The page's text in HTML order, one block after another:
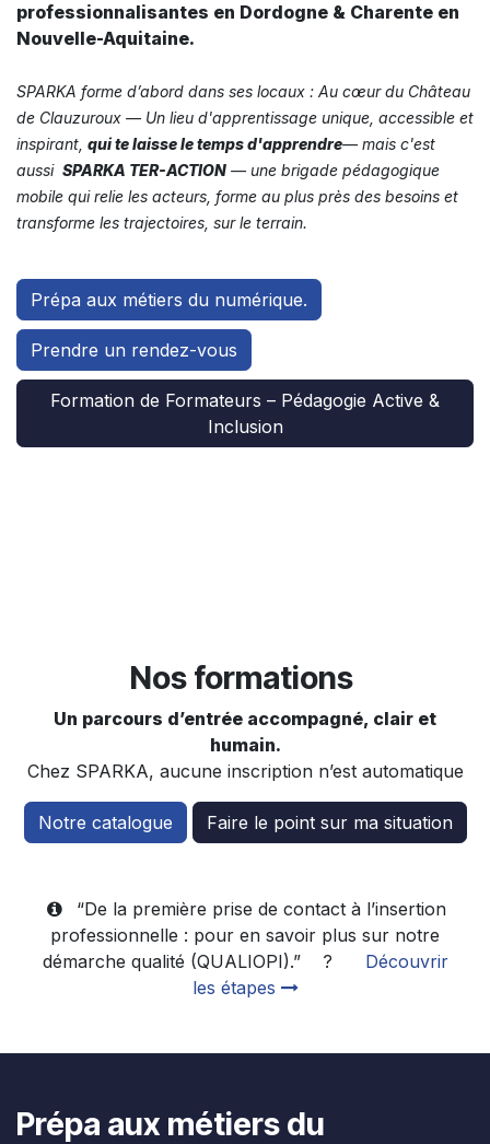
professionnalisantes en Dordogne & Charente en
Nouvelle-Aquitaine.
SPARKA forme d’abord dans ses locaux : Au cœur du Château
de Clauzuroux — Un lieu d'apprentissage unique, accessible et
inspirant, qui te laisse le temps d'apprendre— mais c'est
aussi SPARKA TER-ACTION — une brigade pédagogique
mobile qui relie les acteurs, forme au plus près des besoins et
transforme les trajectoires, sur le terrain.
Prépa aux métiers du numérique.
Prendre un rendez-vous
Formation de Formateurs – Pédagogie Active &
Inclusion
Nos formations
Un parcours d’entrée accompagné, clair et
humain.
Chez SPARKA, aucune inscription n’est automatique
Notre catalogue Faire le point sur ma situation
“De la première prise de contact à l’insertion
professionnelle : pour en savoir plus sur notre
démarche qualité (QUALIOPI).” ?
Découvrir
les étapes
Prépa aux métiers du